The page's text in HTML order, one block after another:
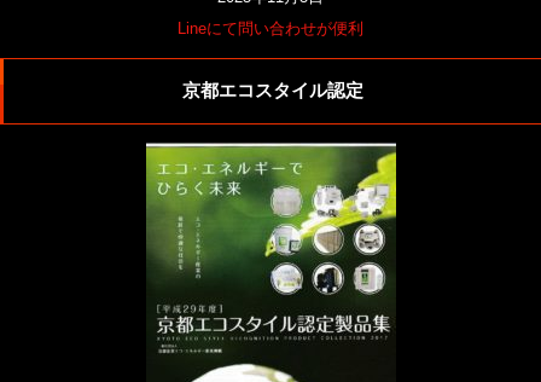
Lineにて問い合わせが便利
京都エコスタイル認定